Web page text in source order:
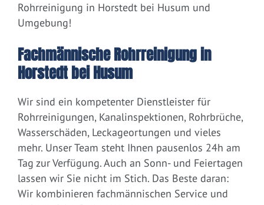
Rohrreinigung in Horstedt bei Husum und
Umgebung!
Fachmännische Rohrreinigung in
Horstedt bei Husum
Wir sind ein kompetenter Dienstleister für
Rohrreinigungen, Kanalinspektionen, Rohrbrüche,
Wasserschäden, Leckageortungen und vieles
mehr. Unser Team steht Ihnen pausenlos 24h am
Tag zur Verfügung. Auch an Sonn- und Feiertagen
lassen wir Sie nicht im Stich. Das Beste daran:
Wir kombinieren fachmännischen Service und